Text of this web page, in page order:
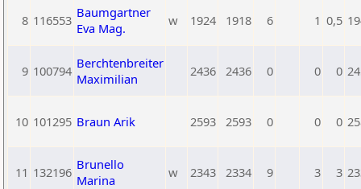
8 116553 Baumgartner
Eva Mag.
w 1924 1918 6 1 0,5
9 100794 Berchtenbreiter
Maximilian
2436 2436 0 0 0
10 101295 Braun Arik 2593 2593 0 0 0
11 132196 Brunello
Marina
w 2343 2334 9 3 3